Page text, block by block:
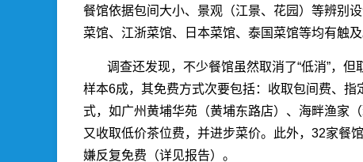
餐馆依据包间大小、景观（江景、花园）等辨别
菜馆、江浙菜馆、日本菜馆、泰国菜馆等均有触及
调查还发现，不少餐馆虽然取消了“低消”，
样本6成，其免费方式次要包括：收取包间费、
式，如广州黄埔华苑（黄埔东路店）、海畔渔家
又收取低价茶位费，并进步菜价。此外，32家餐
嫌反复免费（详见报告）。